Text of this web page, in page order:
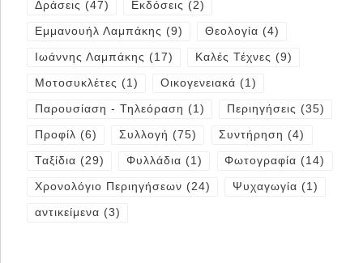
Δράσεις (47) Εκδόσεις (2)
Εμμανουήλ Λαμπάκης (9) Θεολογία (4)
Ιωάννης Λαμπάκης (17) Καλές Τέχνες (9)
Μοτοσυκλέτες (1) Οικογενειακά (1)
Παρουσίαση - Τηλεόραση (1) Περιηγήσεις (35)
Προφίλ (6) Συλλογή (75) Συντήρηση (4)
Ταξίδια (29) Φυλλάδια (1) Φωτογραφία (14)
Χρονολόγιο Περιηγήσεων (24) Ψυχαγωγία (1)
αντικείμενα (3)